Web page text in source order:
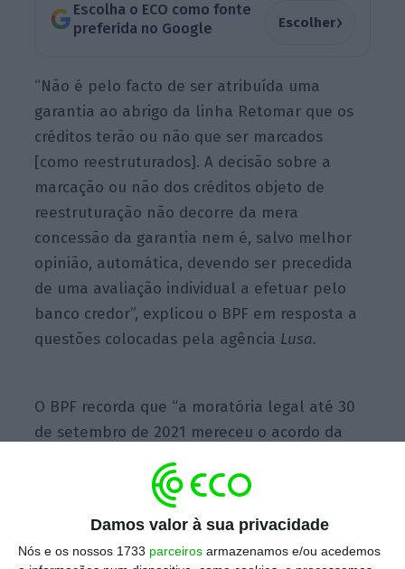
Damos valor à sua privacidade
Nós e os nossos 1733 parceiros armazenamos e/ou acedemos
Escolha o ECO como fonte
preferida no Google
Escolher›
“Não é pelo facto de ser atribuída uma
garantia ao abrigo da linha Retomar que os
créditos terão ou não que ser marcados
[como reestruturados]. A decisão sobre a
marcação ou não dos créditos objeto de
reestruturação não decorre da mera
concessão da garantia nem é, salvo melhor
opinião, automática, devendo ser precedida
de uma avaliação individual a efetuar pelo
banco credor”, explicou o BPF em resposta a
questões colocadas pela agência Lusa.
O BPF recorda que “a moratória legal até 30
de setembro de 2021 mereceu o acordo da
créditos em moratória não tivessem que ser
tratados como créditos reestruturados”.
Solução para as moratórias marca empresas e